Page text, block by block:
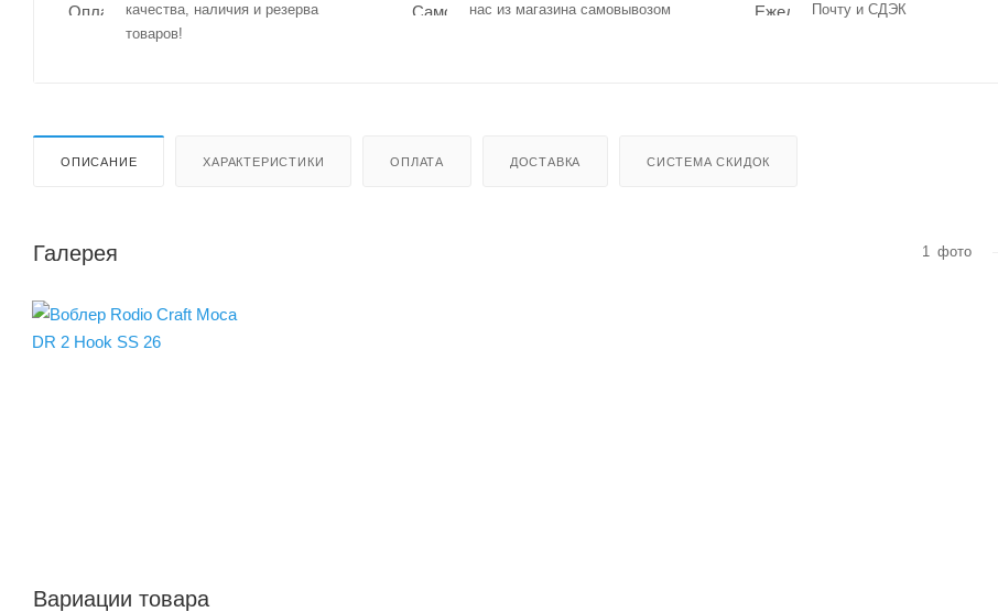
качества, наличия и резерва
товаров!
нас из магазина самовывозом
Почту и СДЭК
ОПИСАНИЕ ХАРАКТЕРИСТИКИ ОПЛАТА ДОСТАВКА СИСТЕМА СКИДОК
Галерея 1 фото
Вариации товара